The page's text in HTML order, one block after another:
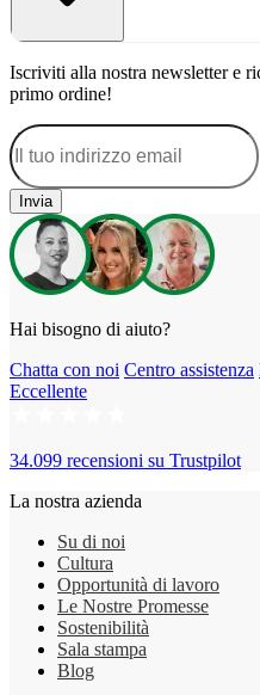
Iscriviti alla nostra newsletter e
primo ordine!
Invia
Hai bisogno di aiuto?
Chatta con noi Centro assistenza
Eccellente
34.099 recensioni su Trustpilot
La nostra azienda
Su di noi
Cultura
Opportunità di lavoro
Le Nostre Promesse
Sostenibilità
Sala stampa
Blog